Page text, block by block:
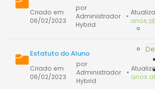
Criado em
06/02/2023
por
Administrador
Hybrid
• anos
Estatuto do Aluno
Criado em
06/02/2023
por
Administrador
Hybrid
• anos